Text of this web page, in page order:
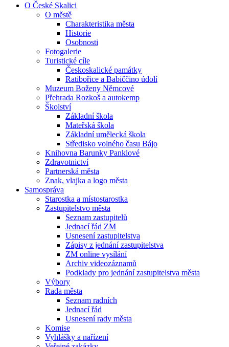
O České Skalici
O městě
Charakteristika města
Historie
Osobnosti
Fotogalerie
Turistické cíle
Českoskalické památky
Ratibořice a Babiččino údolí
Muzeum Boženy Němcové
Přehrada Rozkoš a autokemp
Školství
Základní škola
Mateřská škola
Základní umělecká škola
Středisko volného času Bájo
Knihovna Barunky Panklové
Zdravotnictví
Partnerská města
Znak, vlajka a logo města
Samospráva
Starostka a místostarostka
Zastupitelstvo města
Seznam zastupitelů
Jednací řád ZM
Usnesení zastupitelstva
Zápisy z jednání zastupitelstva
ZM online vysílání
Archiv videozáznamů
Podklady pro jednání zastupitelstva města
Výbory
Rada města
Seznam radních
Jednací řád
Usnesení rady města
Komise
Vyhlášky a nařízení